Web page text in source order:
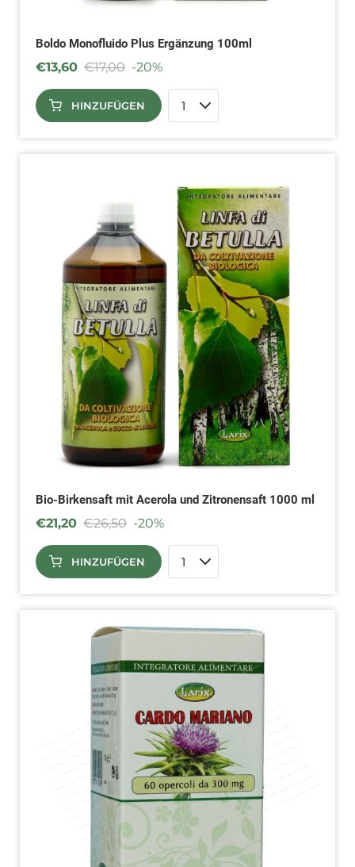
Boldo Monofluido Plus Ergänzung 100ml
€13,60 €17,00 -20%
HINZUFÜGEN
Bio-Birkensaft mit Acerola und Zitronensaft 1000 ml
€21,20 €26,50 -20%
HINZUFÜGEN